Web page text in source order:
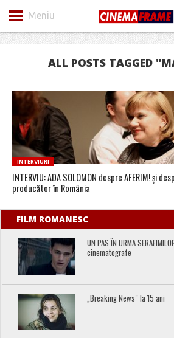
Meniu
ALL POSTS TAGGED
INTERVIURI
INTERVIU: ADA SOLOMON despre AFERIM! și
producător în România
FILM ROMANESC
UN PAS ÎN URMA
cinematografe
„Breaking News” la 15 ani